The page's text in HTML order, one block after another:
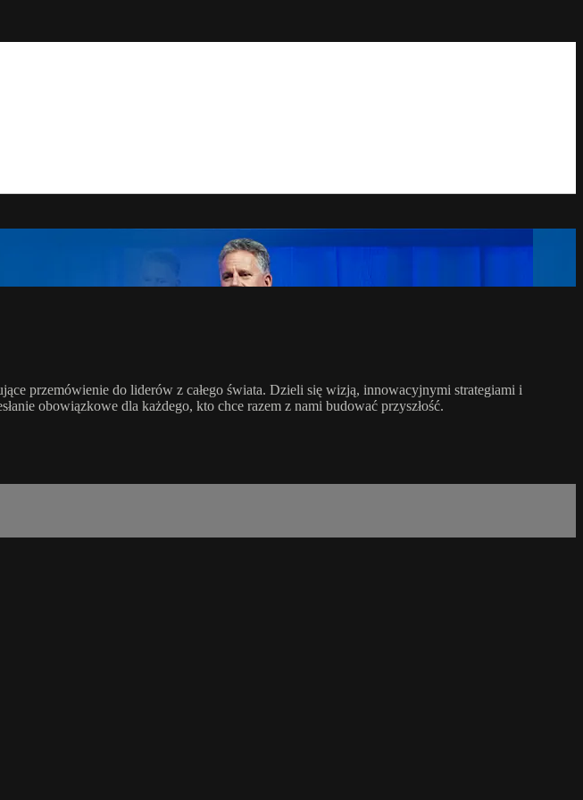
przemówienie do liderów z całego świata. Dzieli się wizją, innowacyjnymi strategiami i
obowiązkowe dla każdego, kto chce razem z nami budować przyszłość.